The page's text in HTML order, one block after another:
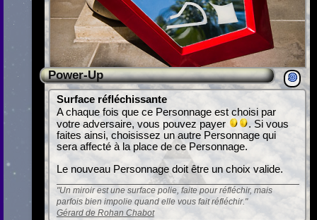
Power-Up
Surface réfléchissante
A chaque fois que ce Personnage est choisi par
votre adversaire, vous pouvez payer
. Si vous
faites ainsi, choisissez un autre Personnage qui
sera affecté à la place de ce Personnage.
Le nouveau Personnage doit être un choix valide.
Un miroir est une surface polie, faite pour réfléchir, mais
parfois bien impolie quand elle vous fait réfléchir.
Gérard de Rohan Chabot